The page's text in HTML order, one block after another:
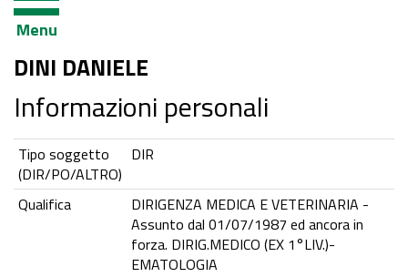
Menu
DINI DANIELE
Informazioni personali
Tipo soggetto
(DIR/PO/ALTRO)
DIR
Qualifica
DIRIGENZA MEDICA E VETERINARIA -
Assunto dal 01/07/1987 ed ancora in
forza. DIRIG.MEDICO (EX 1°LIV.)-
EMATOLOGIA